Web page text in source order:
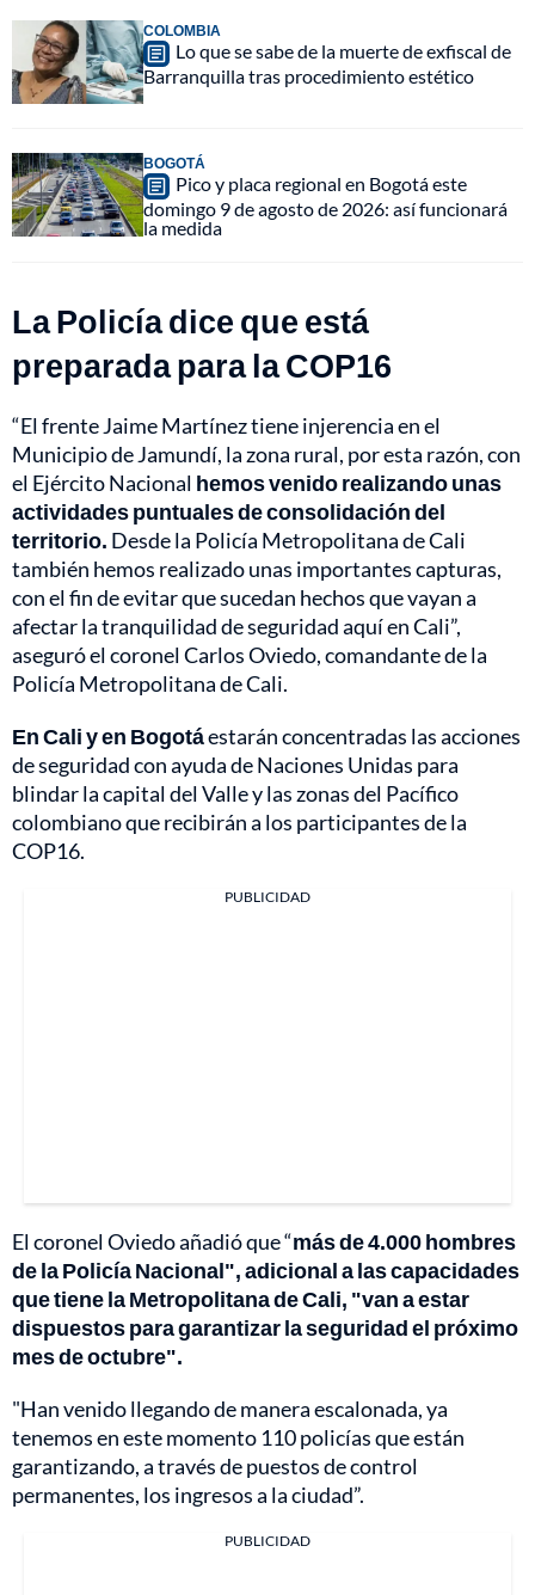
COLOMBIA
Lo que se sabe de la muerte de exfiscal de
Barranquilla tras procedimiento estético
BOGOTÁ
Pico y placa regional en Bogotá este
domingo 9 de agosto de 2026: así funcionará
la medida
La Policía dice que está
preparada para la COP16
“El frente Jaime Martínez tiene injerencia en el
Municipio de Jamundí, la zona rural, por esta razón, con
el Ejército Nacional hemos venido realizando unas
actividades puntuales de consolidación del
territorio. Desde la Policía Metropolitana de Cali
también hemos realizado unas importantes capturas,
con el fin de evitar que sucedan hechos que vayan a
afectar la tranquilidad de seguridad aquí en Cali”,
aseguró el coronel Carlos Oviedo, comandante de la
Policía Metropolitana de Cali.
En Cali y en Bogotáestarán concentradas las acciones
de seguridad con ayuda de Naciones Unidas para
blindar la capital del Valle y las zonas del Pacífico
colombiano que recibirán a los participantes de la
COP16.
PUBLICIDAD
El coronel Oviedo añadió que “más de 4.000 hombres
de la Policía Nacional", adicional a las capacidades
que tiene la Metropolitana de Cali, "van a estar
dispuestos para garantizar la seguridad el próximo
mes de octubre".
"Han venido llegando de manera escalonada, ya
tenemos en este momento 110 policías que están
garantizando, a través de puestos de control
permanentes, los ingresos a la ciudad”.
PUBLICIDAD